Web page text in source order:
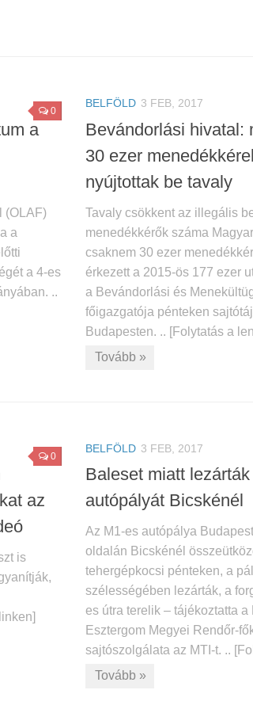
0
a
(OLAF)
a
a 4-es
..
BELFÖLD 3 FEB, 2017
Bevándorlási hivatal:
30 ezer
nyújtottak be tavaly
Tavaly csökkent az illegális
menedékkérők száma
csaknem 30 ezer
érkezett a 2015-ös 177 ezer
a Bevándorlási és
főigazgatója pénteken
Budapesten. .. [Folytatás a
Tovább »
0
az
is
BELFÖLD 3 FEB, 2017
Baleset miatt
autópályát Bicskénél
Az M1-es autópálya
oldalán Bicskénél
tehergépkocsi pénteken, a
szélességében lezárták, a
es útra terelik – tájékoztatta a
Esztergom Megyei Rendőr-
sajtószolgálata az MTI-t. ..
Tovább »